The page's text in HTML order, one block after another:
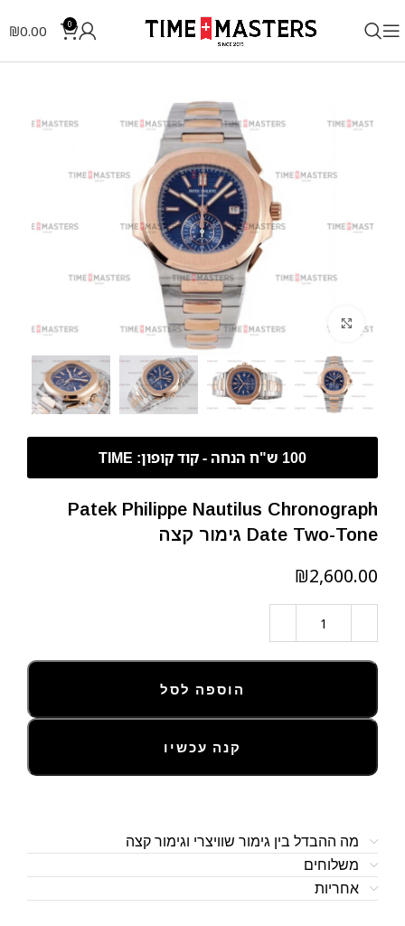
0
₪0.00
לחצו להגדלה
Patek Philippe Nautilus Chronograph
Date Two-Tone גימור קצה
₪
הוספה לסל
קנה עכשיו
מה ההבדל בין גימור שוויצרי וגימור קצה
משלוחים
אחריות